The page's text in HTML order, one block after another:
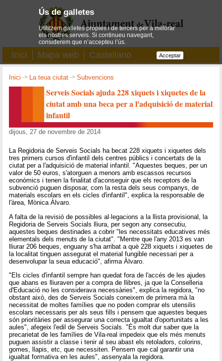
Inici Mapa web Castellano
Inici -> La teua ciutat ->Subvencions
Serveis Socials ajuda 228 xiquets i xiquetes de la
ciutat amb una beca per a l'adquisició de material
infantil
dijous, 27 de novembre de 2014
La Regidoria de Serveis Socials ha becat 228 xiquets i xiquetes dels
tres primers cursos d'infantil dels centres públics i concertats de la
ciutat per a l'adquisició de material infantil. "Aquestes beques, per un
valor de 50 euros, s'atorguen a menors amb escassos recursos
econòmics i tenen la finalitat d'aconseguir que els receptors de la
subvenció puguen disposar, com la resta dels seus companys, de
materials escolars en els cicles d'infantil", explica la responsable de
l'àrea, Mònica Àlvaro.
A falta de la revisió de possibles al·legacions a la llista provisional, la
Regidoria de Serveis Socials lliura, per segon any consecutiu,
aquestes beques destinades a cobrir "les necessitats educatives més
elementals dels menuts de la ciutat". "Mentre que l'any 2013 es van
lliurar 206 beques, enguany s'ha arribat a què 228 xiquets i xiquetes de
la localitat tinguen assegurat el material fungible necessari per a
desenvolupar la seua educació", afirma Àlvaro.
"Els cicles d'infantil sempre han quedat fora de l'accés de les ajudes
que abans es lliuraven per a compra de llibres, ja que la Conselleria
d'Educació no les considerava necessàries", explica la regidora, "no
obstant això, des de Serveis Socials coneixem de primera mà la
necessitat de moltes famílies que no poden comprar els utensilis
escolars necessaris per als seus fills i pensem que aquestes beques
són prioritàries per assegurar una correcta igualtat d'oportunitats a les
aules", afegeix l'edil de Serveis Socials. "És molt dur saber que la
precarietat de les famílies de Vila-real impedeix que els més menuts
puguen assistir a classe i tenir al seu abast els retoladors, colorins,
gomes, llapis, etc, que necessiten. Pensem que cal garantir una
igualtat formativa en les aules", assenyala la regidora.
Ús de galletes
Utilitzem galletes pròpies i de tercers per a millorar
els nostres serveis. Si continueu navegant,
considerem que n’accepteu l’ús.
Acceptar